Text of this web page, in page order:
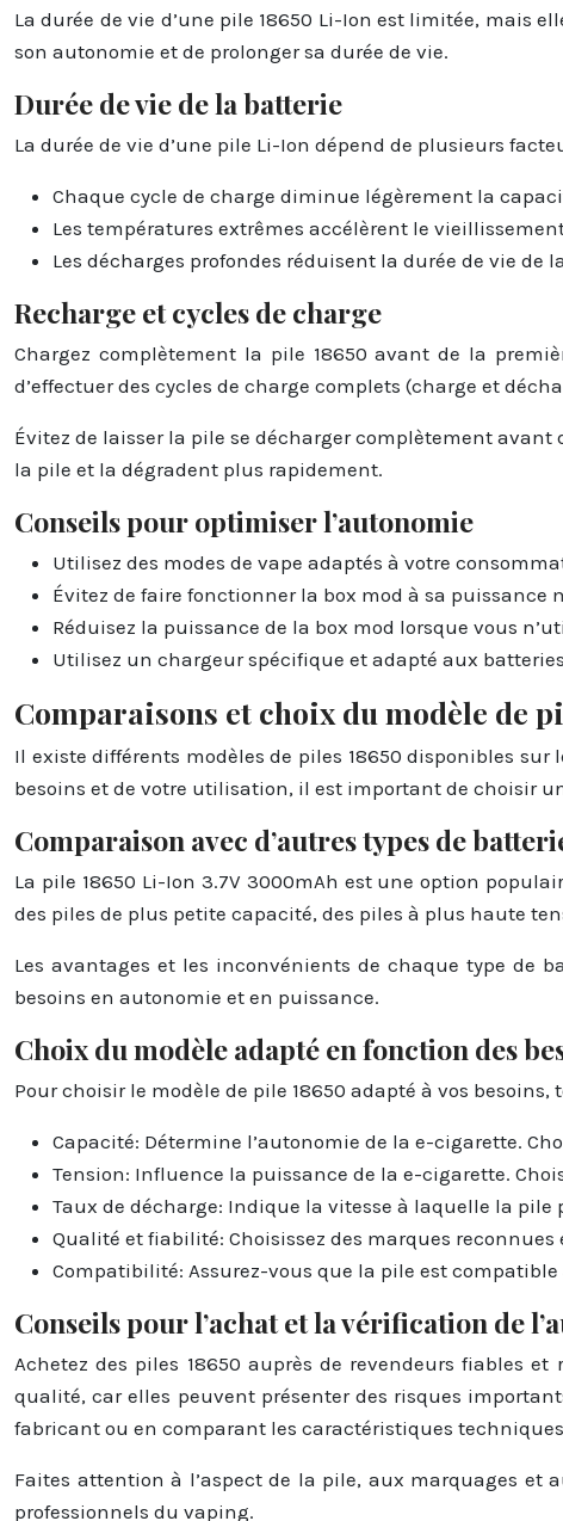
La durée de vie d’une pile 18650 Li-Ion est limitée, mais
son autonomie et de prolonger sa durée de vie.
Durée de vie de la batterie
La durée de vie d’une pile Li-Ion dépend de plusieurs
Chaque cycle de charge diminue légèrement la
Les températures extrêmes accélèrent le
Les décharges profondes réduisent la durée de vie
Recharge et cycles de charge
Chargez complètement la pile 18650 avant de la
d’effectuer des cycles de charge complets (charge et
Évitez de laisser la pile se décharger complètement
la pile et la dégradent plus rapidement.
Conseils pour optimiser l’autonomie
Utilisez des modes de vape adaptés à votre
Évitez de faire fonctionner la box mod à sa
Réduisez la puissance de la box mod lorsque vous
Utilisez un chargeur spécifique et adapté aux
Comparaisons et choix du modèle de
Il existe différents modèles de piles 18650 disponibles
besoins et de votre utilisation, il est important de choisir
Comparaison avec d’autres types de
La pile 18650 Li-Ion 3.7V 3000mAh est une option
des piles de plus petite capacité, des piles à plus haute
Les avantages et les inconvénients de chaque type de
besoins en autonomie et en puissance.
Choix du modèle adapté en fonction des
Pour choisir le modèle de pile 18650 adapté à vos
Capacité: Détermine l’autonomie de la e-cigarette.
Tension: Influence la puissance de la e-cigarette.
Taux de décharge: Indique la vitesse à laquelle la
Qualité et fiabilité: Choisissez des marques
Compatibilité: Assurez-vous que la pile est
Conseils pour l’achat et la vérification de
Achetez des piles 18650 auprès de revendeurs fiables
qualité, car elles peuvent présenter des risques
fabricant ou en comparant les caractéristiques
Faites attention à l’aspect de la pile, aux marquages et
professionnels du vaping.